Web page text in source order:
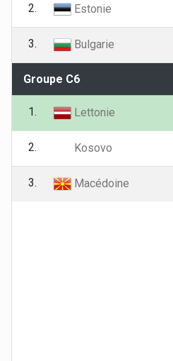
2. Estonie
3. Bulgarie
Groupe C6
1. Lettonie
2. Kosovo
3. Macédoine